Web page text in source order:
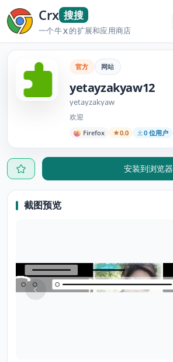
Crx 搜搜
一个牛X的扩展和应用商店
官方 网站
yetayzakyaw12
yetayzakyaw
欢迎
Firefox 0.0 0 位用户
安装到浏览器
截图预览